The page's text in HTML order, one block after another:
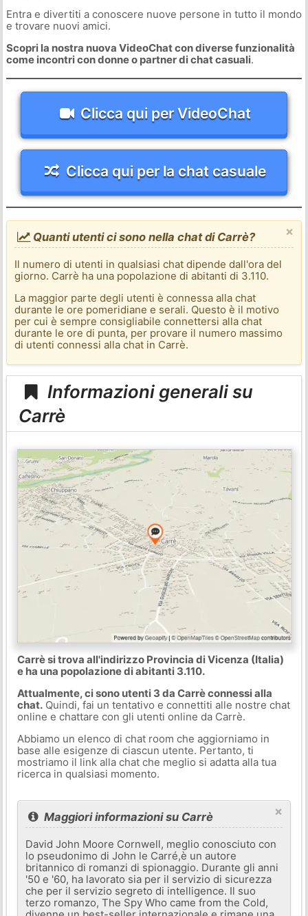
Entra e divertiti a conoscere nuove persone in tutto il mondo
e trovare nuovi amici.
Scopri la nostra nuova VideoChat con diverse funzionalità
come incontri con donne o partner di chat casuali.
Clicca qui per VideoChat
Clicca qui per la chat casuale
×
Quanti utenti ci sono nella chat di Carrè?
Il numero di utenti in qualsiasi chat dipende dall'ora del
giorno. Carrè ha una popolazione di abitanti di 3.110.
La maggior parte degli utenti è connessa alla chat
durante le ore pomeridiane e serali. Questo è il motivo
per cui è sempre consigliabile connettersi alla chat
durante le ore di punta, per provare il numero massimo
di utenti connessi alla chat in Carrè.
Informazioni generali su
Carrè
Carrè si trova all'indirizzo Provincia di Vicenza (Italia)
e ha una popolazione di abitanti 3.110.
Attualmente, ci sono utenti 3 da Carrè connessi alla
chat.Quindi, fai un tentativo e connettiti alle nostre chat
online e chattare con gli utenti online da Carrè.
Abbiamo un elenco di chat room che aggiorniamo in
base alle esigenze di ciascun utente. Pertanto, ti
mostriamo il link alla chat che meglio si adatta alla tua
ricerca in qualsiasi momento.
×
Maggiori informazioni su Carrè
David John Moore Cornwell, meglio conosciuto con
lo pseudonimo di John le Carré,è un autore
britannico di romanzi di spionaggio. Durante gli anni
'50 e '60, ha lavorato sia per il servizio di sicurezza
che per il servizio segreto di intelligence. Il suo
terzo romanzo, The Spy Who came from the Cold,